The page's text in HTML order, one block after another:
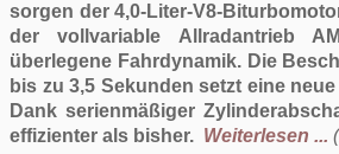
sorgen der 4,0-Liter-V8-
der vollvariable Allradantrieb
überlegene Fahrdynamik. Die
bis zu 3,5 Sekunden setzt eine
Dank serienmäßiger
effizienter als bisher. Weiterlesen ...